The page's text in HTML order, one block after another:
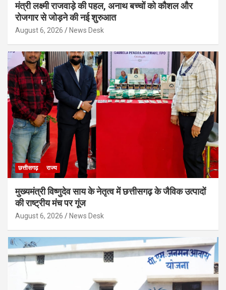
मंत्री लक्ष्मी राजवाड़े की पहल, अनाथ बच्चों को कौशल और
रोजगार से जोड़ने की नई शुरुआत
August 6, 2026 News Desk
छत्तीसगढ़ राज्य
मुख्यमंत्री विष्णुदेव साय के नेतृत्व में छत्तीसगढ़ के जैविक उत्पादों
की राष्ट्रीय मंच पर गूंज
August 6, 2026 News Desk